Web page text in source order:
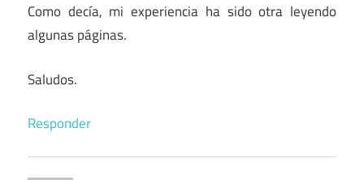
Como decía, mi experiencia ha sido otra leyendo
algunas páginas.
Saludos.
Responder